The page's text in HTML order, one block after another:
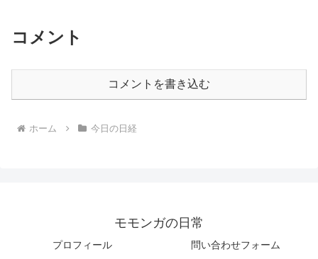
コメント
コメントを書き込む
ホーム 今日の日経
モモンガの日常
プロフィール
問い合わせフォーム